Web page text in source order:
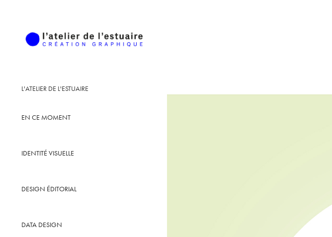
L'ATELIER DE L'ESTUAIRE
EN CE MOMENT
IDENTITÉ VISUELLE
DESIGN ÉDITORIAL
DATA DESIGN